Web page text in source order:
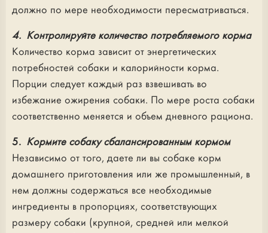
должно по мере необходимости пересматриваться.
4. Контролируйте количество потребляемого корма
Количество корма зависит от энергетических
потребностей собаки и калорийности корма.
Порции следует каждый раз взвешивать во
избежание ожирения собаки. По мере роста собаки
соответственно меняется и объем дневного рациона.
5. Кормите собаку сбалансированным кормом
Независимо от того, даете ли вы собаке корм
домашнего приготовления или же промышленный, в
нем должны содержаться все необходимые
ингредиенты в пропорциях, соответствующих
размеру собаки (крупной, средней или мелкой